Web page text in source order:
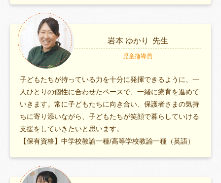
岩本 ゆかり 先生
児童指導員
子どもたちが持っている力を十分に発揮できるように、一
人ひとりの個性に合わせたペースで、一緒に療育を進めて
いきます。常に子どもたちに向き合い、保護者さまの気持
ちに寄り添いながら、子どもたちが笑顔で暮らしていける
支援をしていきたいと思います。
【保有資格】中学校教諭一種/高等学校教諭一種（英語）